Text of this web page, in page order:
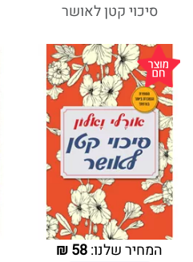
סיכוי קטן לאושר
המחיר שלנו:58
₪